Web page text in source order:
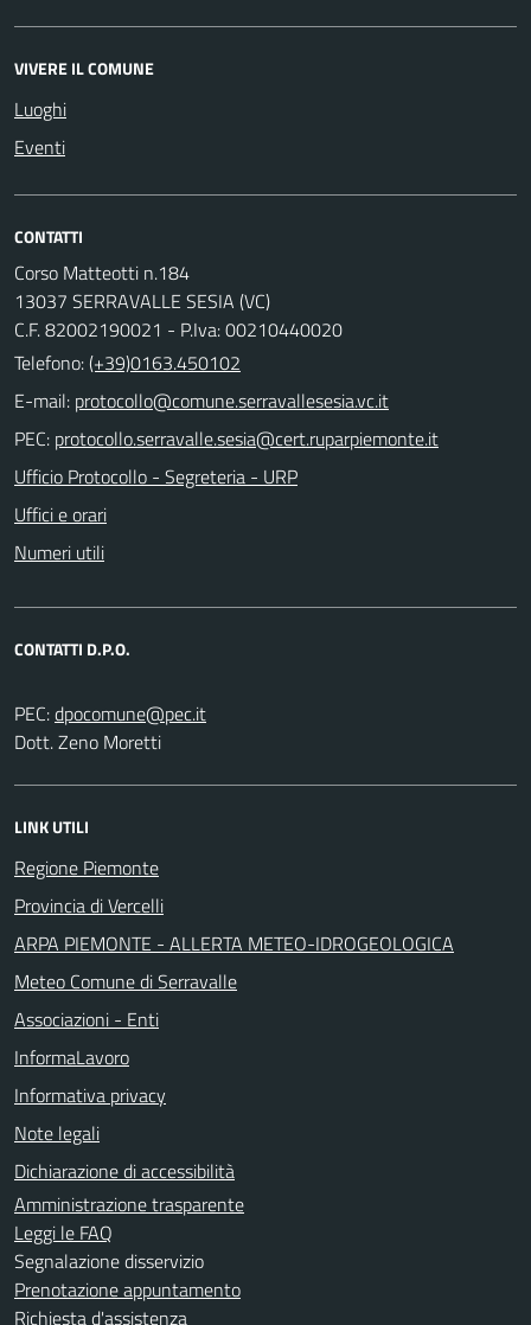
VIVERE IL COMUNE
Luoghi
Eventi
CONTATTI
Corso Matteotti n.184
13037 SERRAVALLE SESIA (VC)
C.F. 82002190021 - P.Iva: 00210440020
Telefono:(+39)0163.450102
E-mail:
PEC:
Ufficio Protocollo - Segreteria - URP
Uffici e orari
Numeri utili
CONTATTI D.P.O.
PEC:
Dott. Zeno Moretti
LINK UTILI
Regione Piemonte
Provincia di Vercelli
ARPA PIEMONTE - ALLERTA METEO-IDROGEOLOGICA
Meteo Comune di Serravalle
Associazioni - Enti
InformaLavoro
Informativa privacy
Note legali
Dichiarazione di accessibilità
Amministrazione trasparente
Leggi le FAQ
Segnalazione disservizio
Prenotazione appuntamento
Richiesta d'assistenza